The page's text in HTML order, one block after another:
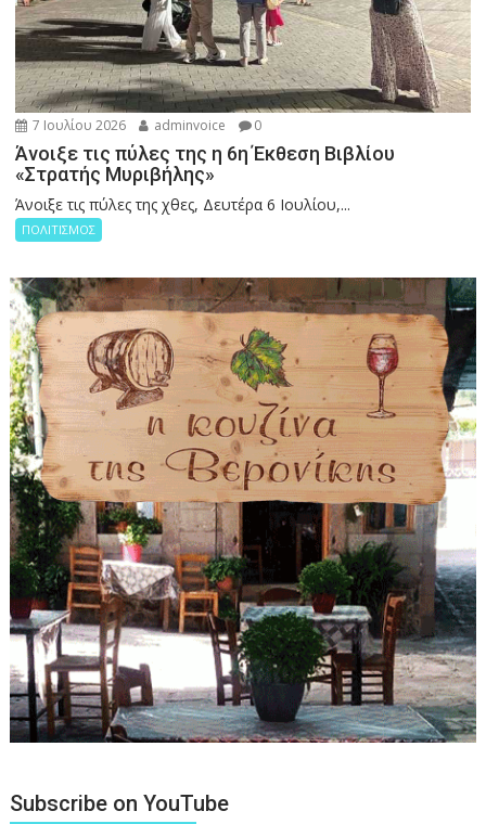
7 Ιουλίου 2026 adminvoice 0
Άνοιξε τις πύλες της η 6η Έκθεση Βιβλίου
«Στρατής Μυριβήλης»
Άνοιξε τις πύλες της χθες, Δευτέρα 6 Ιουλίου,...
ΠΟΛΙΤΙΣΜΟΣ
Subscribe on YouTube